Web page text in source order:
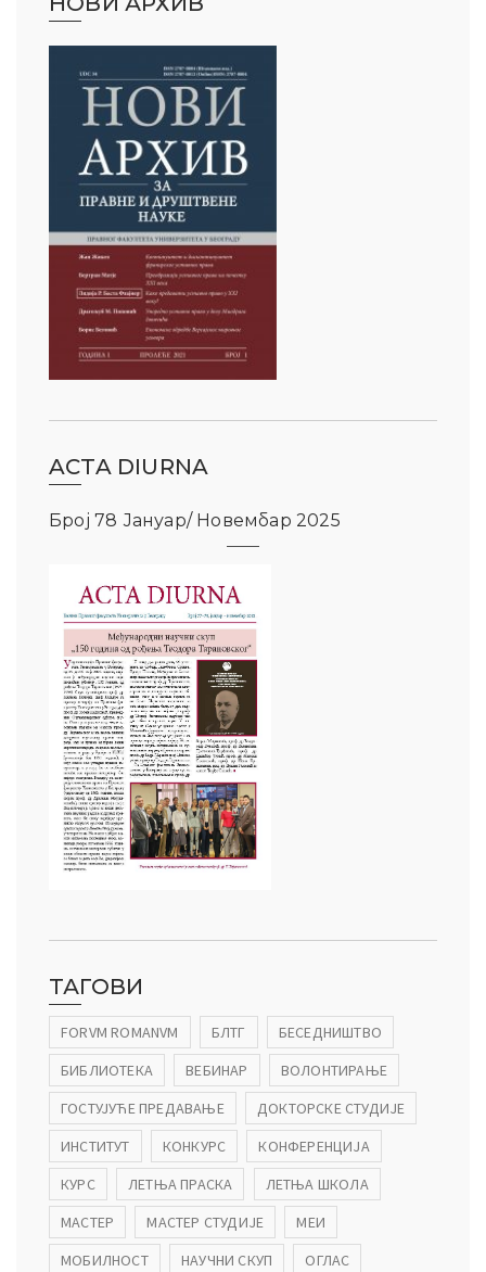
ACTA DIURNA
Број 78 Јануар/ Новембар 2025
ТАГОВИ
FORVM ROMANVM БЛТГ
БЕСЕДНИШТВО
БИБЛИОТЕКА
ВЕБИНАР
ВОЛОНТИРАЊЕ
ГОСТУЈУЋЕ ПРЕДАВАЊЕ
ДОКТОРСКЕ СТУДИЈЕ
ИНСТИТУТ
КОНКУРС
КОНФЕРЕНЦИЈА
КУРС
ЛЕТЊА ПРАСКА
ЛЕТЊА ШКОЛА
МАСТЕР
МАСТЕР СТУДИЈЕ
МЕИ
МОБИЛНОСТ
НАУЧНИ СКУП
ОГЛАС